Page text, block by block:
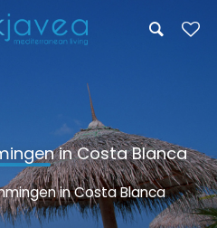
in Costa Blanca
in Costa Blanca